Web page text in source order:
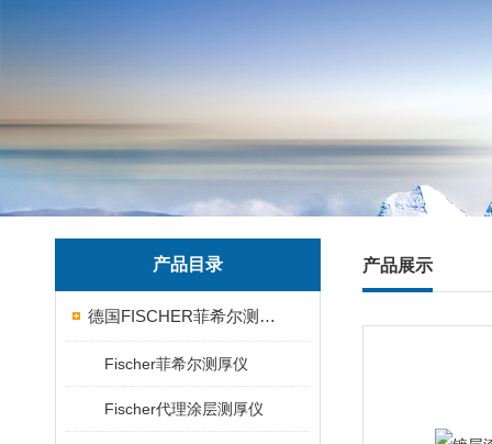
产品目录
德国FISCHER菲希尔测厚仪
Fischer菲希尔测厚仪
Fischer代理涂层测厚仪
产品展示